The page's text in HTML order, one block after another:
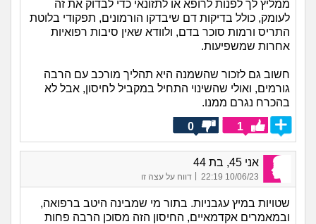
ממליץ לך לפנות לרופא או לתזונאי כדי לבדוק את זה
לעומק, כולל בדיקות דם שיבדקו הורמונים, תפקודי בלוטת
התריס ורמות סוכר בדם, ולוודא שאין סיבות רפואיות
אחרות שמשפיעות.
חשוב גם לזכור שהשמנה היא תהליך מורכב עם הרבה
גורמים, ואולי שהשינוי התחיל במקביל לחיסון, אבל לא
בהכרח נגרם ממנו.
1
0
אני 45, בת 44
10/06/23 22:19
| דווח על עצה זו
שטויות במיץ עגבניות. בתור מי שמבינה היטב ברפואה,
ובמאמרים אקדמאיים, החיסון הזה מסוכן הרבה פחות